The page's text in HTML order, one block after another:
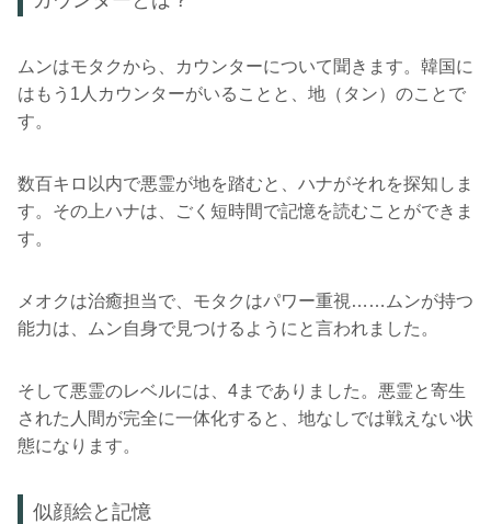
ムンはモタクから、カウンターについて聞きます。韓国に
はもう1人カウンターがいることと、地（タン）のことで
す。
数百キロ以内で悪霊が地を踏むと、ハナがそれを探知しま
す。その上ハナは、ごく短時間で記憶を読むことができま
す。
メオクは治癒担当で、モタクはパワー重視……ムンが持つ
能力は、ムン自身で見つけるようにと言われました。
そして悪霊のレベルには、4までありました。悪霊と寄生
された人間が完全に一体化すると、地なしでは戦えない状
態になります。
似顔絵と記憶